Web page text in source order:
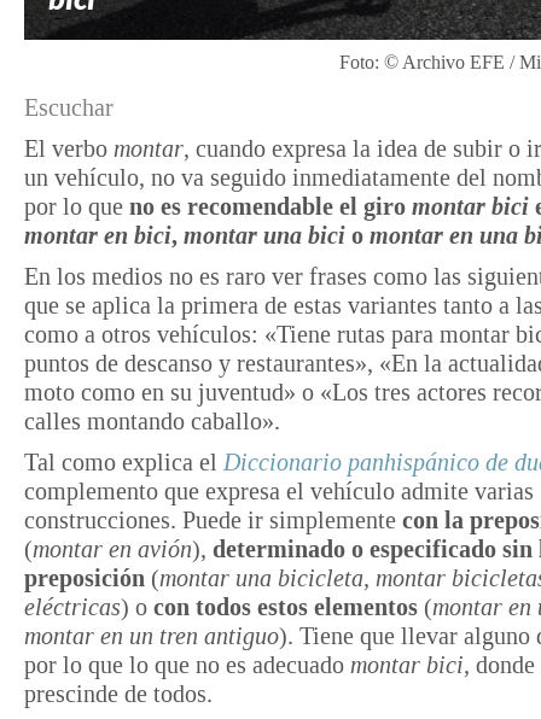
Foto: © Archivo EFE /
Escuchar
El verbo montar, cuando expresa la idea de subir o
un vehículo, no va seguido inmediatamente del
por lo que no es recomendable el giro montar bici
montar en bici, montar una bici o montar en una
En los medios no es raro ver frases como las
que se aplica la primera de estas variantes tanto a
como a otros vehículos: «Tiene rutas para montar
puntos de descanso y restaurantes», «En la
moto como en su juventud» o «Los tres actores
calles montando caballo».
Tal como explica el Diccionario panhispánico de
complemento que expresa el vehículo admite varias
construcciones. Puede ir simplemente con la
(montar en avión), determinado o especificado sin
preposición (montar una bicicleta, montar
eléctricas) o con todos estos elementos (montar en
montar en un tren antiguo). Tiene que llevar alguno
por lo que lo que no es adecuado montar bici, donde
prescinde de todos.